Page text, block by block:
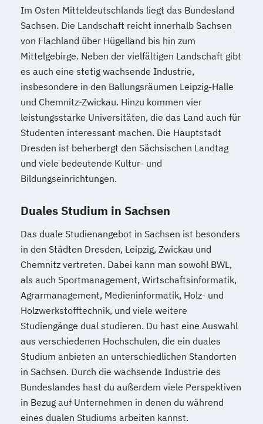
Im Osten Mitteldeutschlands liegt das Bundesland
Sachsen. Die Landschaft reicht innerhalb Sachsen
von Flachland über Hügelland bis hin zum
Mittelgebirge. Neben der vielfältigen Landschaft gibt
es auch eine stetig wachsende Industrie,
insbesondere in den Ballungsräumen Leipzig-Halle
und Chemnitz-Zwickau. Hinzu kommen vier
leistungsstarke Universitäten, die das Land auch für
Studenten interessant machen. Die Hauptstadt
Dresden ist beherbergt den Sächsischen Landtag
und viele bedeutende Kultur- und
Bildungseinrichtungen.
Duales Studium in Sachsen
Das duale Studienangebot in Sachsen ist besonders
in den Städten Dresden, Leipzig, Zwickau und
Chemnitz vertreten. Dabei kann man sowohl BWL,
als auch Sportmanagement, Wirtschaftsinformatik,
Agrarmanagement, Medieninformatik, Holz- und
Holzwerkstofftechnik, und viele weitere
Studiengänge dual studieren. Du hast eine Auswahl
aus verschiedenen Hochschulen, die ein duales
Studium anbieten an unterschiedlichen Standorten
in Sachsen. Durch die wachsende Industrie des
Bundeslandes hast du außerdem viele Perspektiven
in Bezug auf Unternehmen in denen du während
eines dualen Studiums arbeiten kannst.